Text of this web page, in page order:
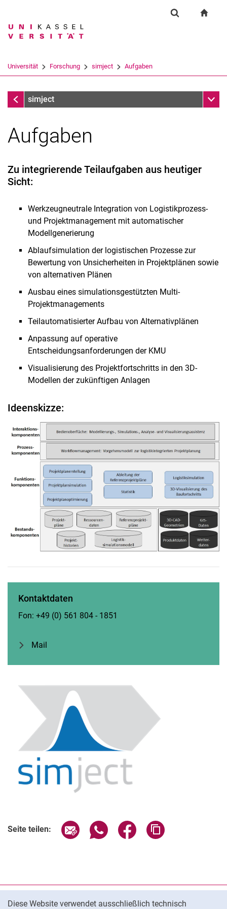
Springe direkt zu: Inhalt
Springe direkt zu: Suche
Springe direkt zu:
Diese Website verwendet ausschließlich technisch
Suchbegriff
Suchen (öffnet externen Link in einem
Universität Forschung simject Aufgaben
Forschung
simject
Aufgaben
Zu integrierende Teilaufgaben aus heutiger
Sicht:
Werkzeugneutrale Integration von Logistikprozess-
und Projektmanagement mit automatischer
Modellgenerierung
Ablaufsimulation der logistischen Prozesse zur
Bewertung von Unsicherheiten in Projektplänen sowie
von alternativen Plänen
Ausbau eines simulationsgestützten Multi-
Projektmanagements
Teilautomatisierter Aufbau von Alternativplänen
Anpassung auf operative
Entscheidungsanforderungen der KMU
Visualisierung des Projektfortschritts in den 3D-
Modellen der zukünftigen Anlagen
Ideenskizze:
Kontaktdaten
Fon: +49 (0) 561 804 - 1851
Mail
Seite teilen: Seite über E-Mail teilen
Seite über WhatsApp teilen
Seite über Facebook
Datenschutz